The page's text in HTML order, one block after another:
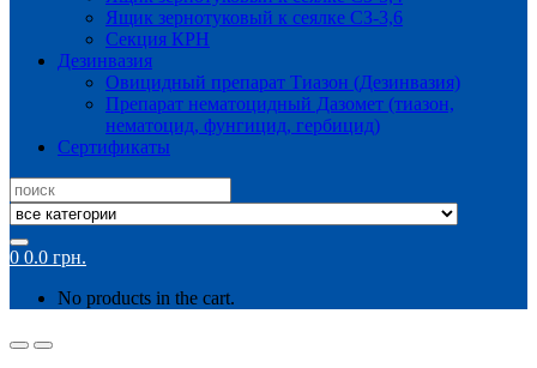
Ящик зернотуковый к сеялке СЗ-3,6
Секция КРН
Дезинвазия
Овицидный препарат Тиазон (Дезинвазия)
Препарат нематоцидный Дазомет (тиазон,
нематоцид, фунгицид, гербицид)
Сертификаты
Search
for:
0 0.0 грн.
No products in the cart.